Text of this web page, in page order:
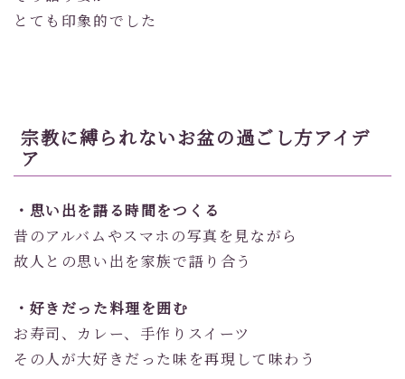
とても印象的でした
宗教に縛られないお盆の過ごし方アイデ
ア
・思い出を語る時間をつくる
昔のアルバムやスマホの写真を見ながら
故人との思い出を家族で語り合う
・好きだった料理を囲む
お寿司、カレー、手作りスイーツ
その人が大好きだった味を再現して味わう